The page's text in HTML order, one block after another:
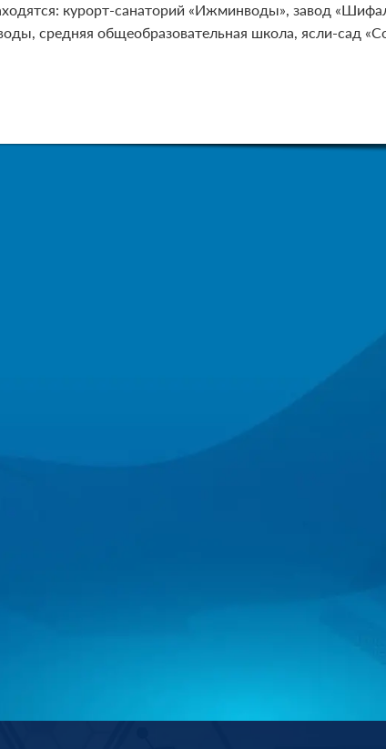
курорт-санаторий «Ижминводы», завод
средняя общеобразовательная школа, ясли-сад